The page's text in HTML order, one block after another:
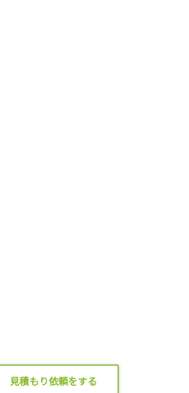
見積もり依頼をする